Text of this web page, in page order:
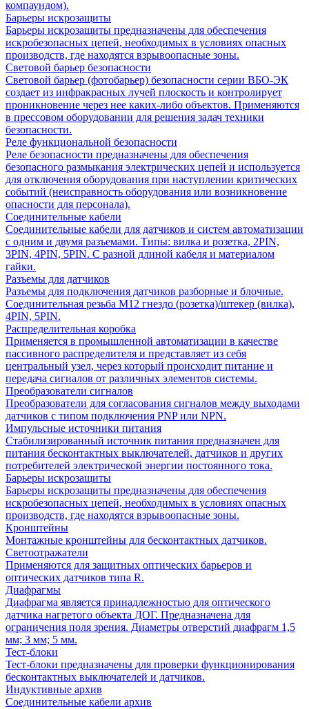
компаундом).
Барьеры искрозащиты
Барьеры искрозащиты предназначены для обеспечения
искробезопасных цепей, необходимых в условиях опасных
производств, где находятся взрывоопасные зоны.
Световой барьер безопасности
Световой барьер (фотобарьер) безопасности серии ВБО-ЭК
создает из инфракрасных лучей плоскость и контролирует
проникновение через нее каких-либо объектов. Применяются
в прессовом оборудовании для решения задач техники
безопасности.
Реле функциональной безопасности
Реле безопасности предназначены для обеспечения
безопасного размыкания электрических цепей и используется
для отключения оборудования при наступлении критических
событий (неисправность оборудования или возникновение
опасности для персонала).
Соединительные кабели
Соединительные кабели для датчиков и систем автоматизации
с одним и двумя разъемами. Типы: вилка и розетка, 2PIN,
3PIN, 4PIN, 5PIN. С разной длиной кабеля и материалом
гайки.
Разъемы для датчиков
Разъемы для подключения датчиков разборные и блочные.
Соединительная резьба М12 гнездо (розетка)/штекер (вилка),
4PIN, 5PIN.
Распределительная коробка
Применяется в промышленной автоматизации в качестве
пассивного распределителя и представляет из себя
центральный узел, через который происходит питание и
передача сигналов от различных элементов системы.
Преобразователи сигналов
Преобразователи для согласования сигналов между выходами
датчиков с типом подключения PNP или NPN.
Импульсные источники питания
Стабилизированный источник питания предназначен для
питания бесконтактных выключателей, датчиков и других
потребителей электрической энергии постоянного тока.
Барьеры искрозащиты
Барьеры искрозащиты предназначены для обеспечения
искробезопасных цепей, необходимых в условиях опасных
производств, где находятся взрывоопасные зоны.
Кронштейны
Монтажные кронштейны для бесконтактных датчиков.
Светоотражатели
Применяются для защитных оптических барьеров и
оптических датчиков типа R.
Диафрагмы
Диафрагма является принадлежностью для оптического
датчика нагретого объекта ДОГ. Предназначена для
ограничения поля зрения. Диаметры отверстий диафрагм 1,5
мм; 3 мм; 5 мм.
Тест-блоки
Тест-блоки предназначены для проверки функционирования
бесконтактных выключателей и датчиков.
Индуктивные архив
Соединительные кабели архив